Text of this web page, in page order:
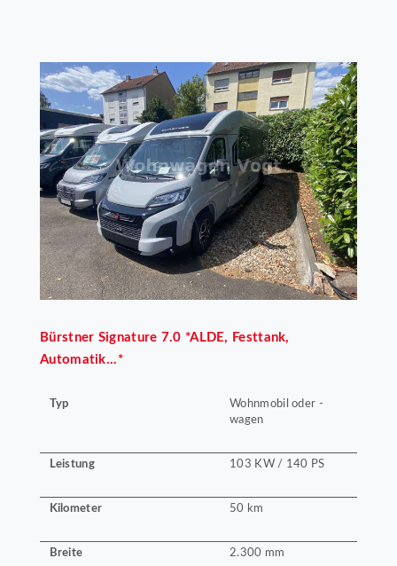
Bürstner Signature 7.0 *ALDE, Festtank,
Automatik...*
Typ
Wohnmobil oder -
wagen
Leistung 103 KW / 140 PS
Kilometer 50 km
Breite 2.300 mm